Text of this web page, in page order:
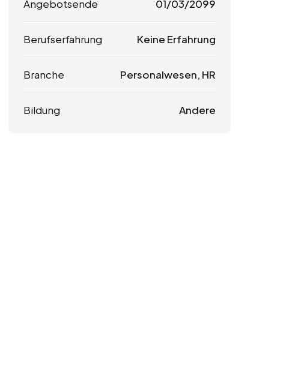
Angebotsende 01/03/2099
Berufserfahrung Keine Erfahrung
Branche Personalwesen, HR
Bildung Andere